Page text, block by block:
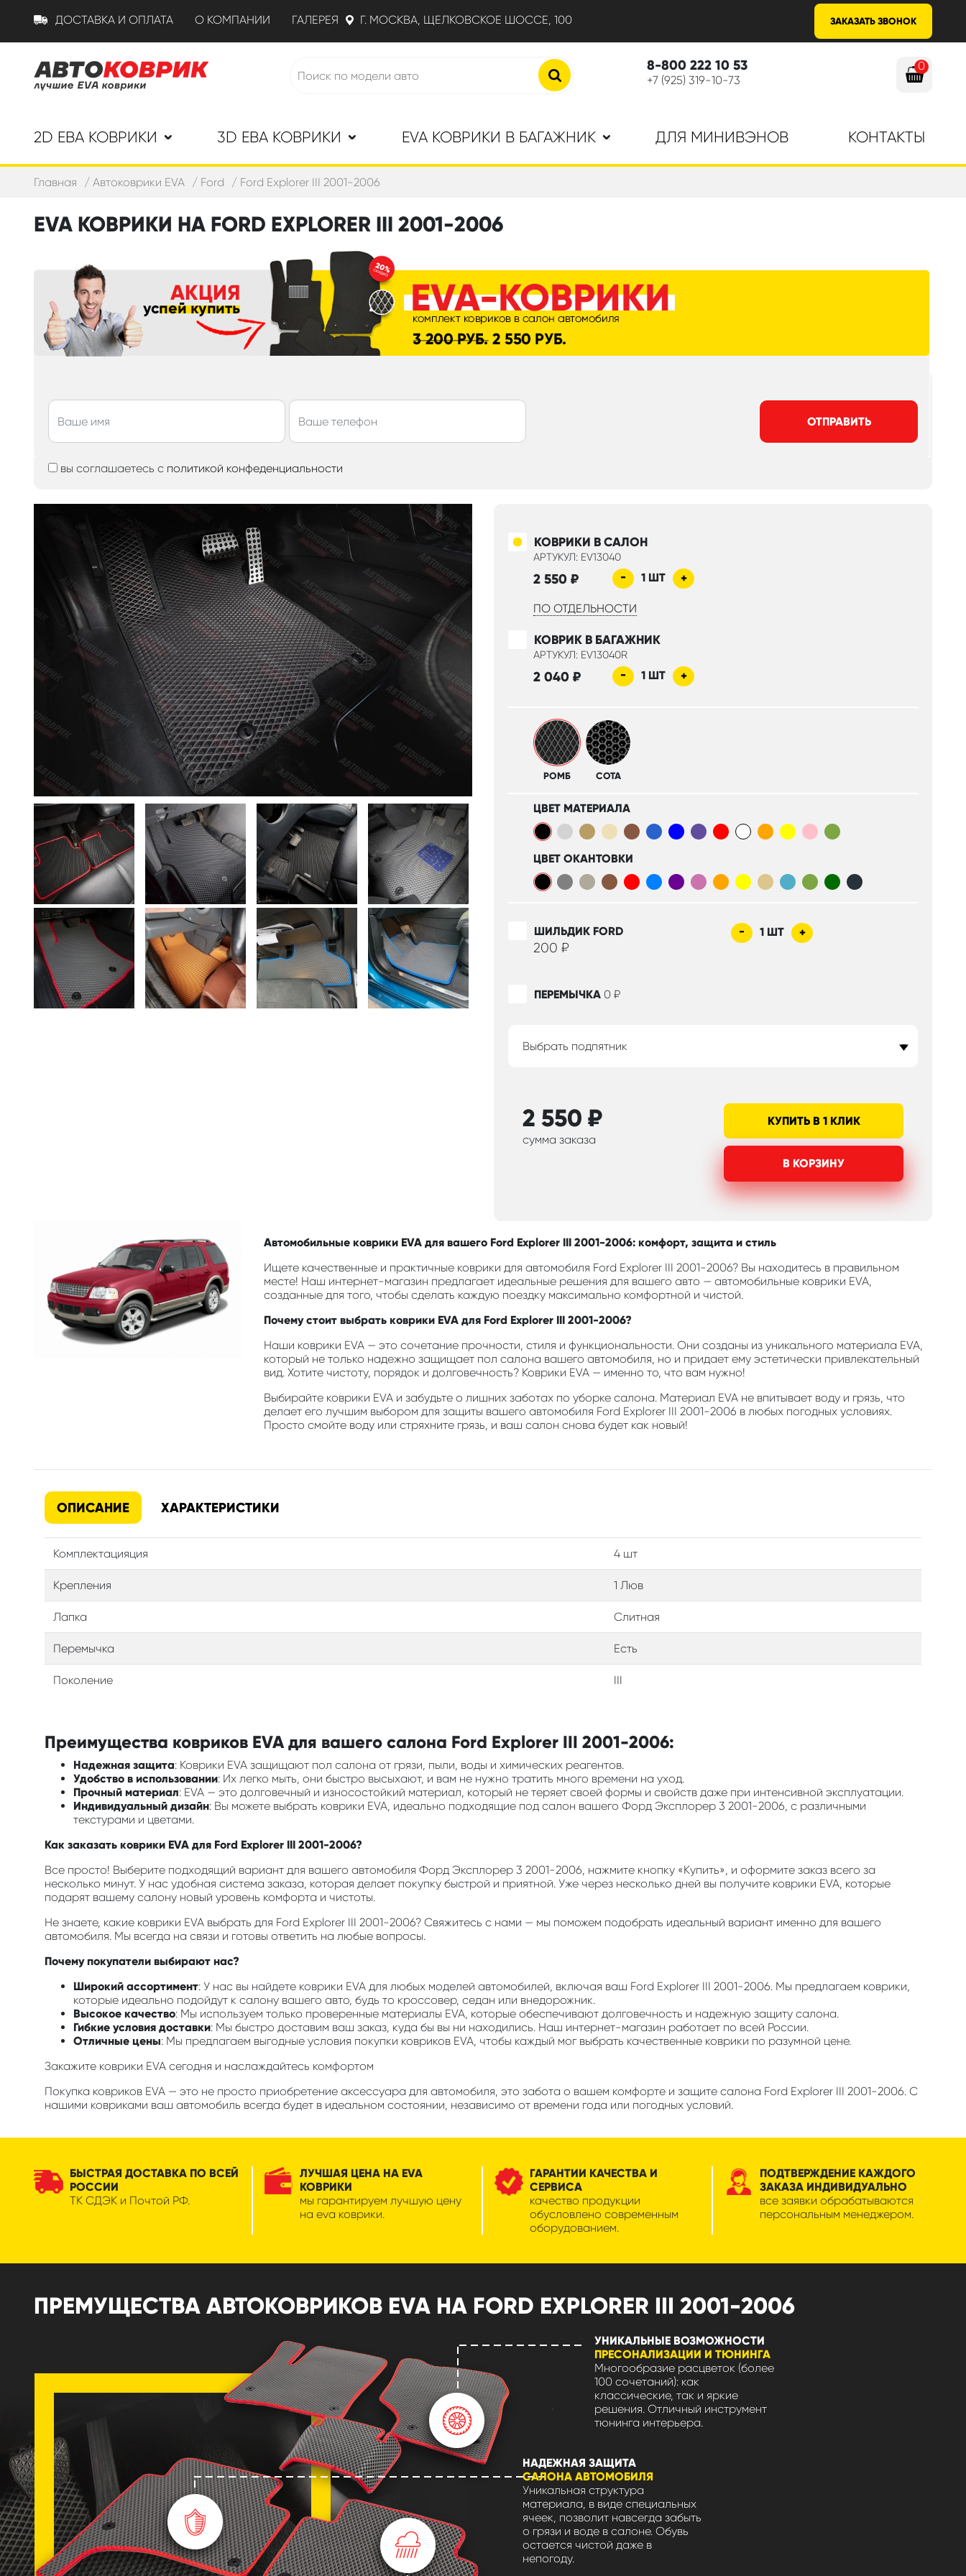
ДОСТАВКА И ОПЛАТА О КОМПАНИИ ГАЛЕРЕЯ Г. МОСКВА, ЩЕЛКОВСКОЕ ШОССЕ, 100 ЗАКАЗАТЬ ЗВОНОК
8-800 222 10 53
+7 (925) 319-10-73
0
2D ЕВА КОВРИКИ 3D ЕВА КОВРИКИ EVA КОВРИКИ В БАГАЖНИК ДЛЯ МИНИВЭНОВ КОНТАКТЫ
Главная Автоковрики EVA Ford Ford Explorer III 2001-2006
EVA КОВРИКИ НА FORD EXPLORER III 2001-2006
ОТПРАВИТЬ
вы соглашаетесь с политикой конфеденциальности
КОВРИКИ В САЛОН
АРТУКУЛ: EV13040
2 550 ₽ - 1 ШТ +
ПО ОТДЕЛЬНОСТИ
КОВРИК В БАГАЖНИК
АРТУКУЛ: EV13040R
2 040 ₽ - 1 ШТ +
РОМБ СОТА
ЦВЕТ МАТЕРИАЛА
ЦВЕТ ОКАНТОВКИ
ШИЛЬДИК FORD
200 ₽
- 1 ШТ +
ПЕРЕМЫЧКА 0 ₽
Выбрать подпятник
2 550 ₽
сумма заказа
КУПИТЬ В 1 КЛИК
В КОРЗИНУ
Автомобильные коврики EVA для вашего Ford Explorer III 2001-2006: комфорт, защита и стиль
Ищете качественные и практичные коврики для автомобиля Ford Explorer III 2001-2006? Вы находитесь в правильном
месте! Наш интернет-магазин предлагает идеальные решения для вашего авто — автомобильные коврики EVA,
созданные для того, чтобы сделать каждую поездку максимально комфортной и чистой.
Почему стоит выбрать коврики EVA для Ford Explorer III 2001-2006?
Наши коврики EVA — это сочетание прочности, стиля и функциональности. Они созданы из уникального материала EVA,
который не только надежно защищает пол салона вашего автомобиля, но и придает ему эстетически привлекательный
вид. Хотите чистоту, порядок и долговечность? Коврики EVA — именно то, что вам нужно!
Выбирайте коврики EVA и забудьте о лишних заботах по уборке салона. Материал EVA не впитывает воду и грязь, что
делает его лучшим выбором для защиты вашего автомобиля Ford Explorer III 2001-2006 в любых погодных условиях.
Просто смойте воду или стряхните грязь, и ваш салон снова будет как новый!
ОПИСАНИЕ ХАРАКТЕРИСТИКИ
Комплектацияция 4 шт
Крепления 1 Люв
Лапка Слитная
Перемычка Есть
Поколение III
Преимущества ковриков EVA для вашего салона Ford Explorer III 2001-2006:
Надежная защита: Коврики EVA защищают пол салона от грязи, пыли, воды и химических реагентов.
Удобство в использовании: Их легко мыть, они быстро высыхают, и вам не нужно тратить много времени на уход.
Прочный материал: EVA — это долговечный и износостойкий материал, который не теряет своей формы и свойств даже при интенсивной эксплуатации.
Индивидуальный дизайн: Вы можете выбрать коврики EVA, идеально подходящие под салон вашего Форд Эксплорер 3 2001-2006, с различными
текстурами и цветами.
Как заказать коврики EVA для Ford Explorer III 2001-2006?
Все просто! Выберите подходящий вариант для вашего автомобиля Форд Эксплорер 3 2001-2006, нажмите кнопку «Купить», и оформите заказ всего за
несколько минут. У нас удобная система заказа, которая делает покупку быстрой и приятной. Уже через несколько дней вы получите коврики EVA, которые
подарят вашему салону новый уровень комфорта и чистоты.
Не знаете, какие коврики EVA выбрать для Ford Explorer III 2001-2006? Свяжитесь с нами — мы поможем подобрать идеальный вариант именно для вашего
автомобиля. Мы всегда на связи и готовы ответить на любые вопросы.
Почему покупатели выбирают нас?
Широкий ассортимент: У нас вы найдете коврики EVA для любых моделей автомобилей, включая ваш Ford Explorer III 2001-2006. Мы предлагаем коврики,
которые идеально подойдут к салону вашего авто, будь то кроссовер, седан или внедорожник.
Высокое качество: Мы используем только проверенные материалы EVA, которые обеспечивают долговечность и надежную защиту салона.
Гибкие условия доставки: Мы быстро доставим ваш заказ, куда бы вы ни находились. Наш интернет-магазин работает по всей России.
Отличные цены: Мы предлагаем выгодные условия покупки ковриков EVA, чтобы каждый мог выбрать качественные коврики по разумной цене.
Закажите коврики EVA сегодня и наслаждайтесь комфортом
Покупка ковриков EVA — это не просто приобретение аксессуара для автомобиля, это забота о вашем комфорте и защите салона Ford Explorer III 2001-2006. С
нашими ковриками ваш автомобиль всегда будет в идеальном состоянии, независимо от времени года или погодных условий.
БЫСТРАЯ ДОСТАВКА ПО ВСЕЙ
РОССИИ
ТК СДЭК и Почтой РФ.
ЛУЧШАЯ ЦЕНА НА EVA
КОВРИКИ
мы гарантируем лучшую цену
на eva коврики.
ГАРАНТИИ КАЧЕСТВА И
СЕРВИСА
качество продукции
обусловлено современным
оборудованием.
ПОДТВЕРЖДЕНИЕ КАЖДОГО
ЗАКАЗА ИНДИВИДУАЛЬНО
все заявки обрабатываются
персональным менеджером.
ПРЕМУЩЕСТВА АВТОКОВРИКОВ EVA НА FORD EXPLORER III 2001-2006
УНИКАЛЬНЫЕ ВОЗМОЖНОСТИ
ПРЕСОНАЛИЗАЦИИ И ТЮНИНГА
Многообразие расцветок (более
100 сочетаний): как
классические, так и яркие
решения. Отличный инструмент
тюнинга интерьера.
НАДЕЖНАЯ ЗАЩИТА
САЛОНА АВТОМОБИЛЯ
Уникальная структура
материала, в виде специальных
ячеек, позволит навсегда забыть
о грязи и воде в салоне. Обувь
остается чистой даже в
непогоду.